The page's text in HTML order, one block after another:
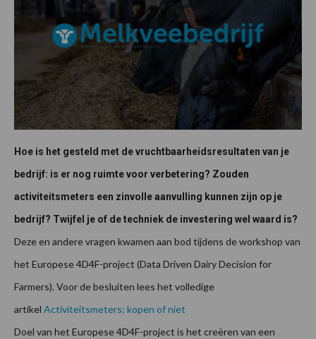
Hoe is het gesteld met de vruchtbaarheidsresultaten van je
bedrijf: is er nog ruimte voor verbetering? Zouden
activiteitsmeters een zinvolle aanvulling kunnen zijn op je
bedrijf? Twijfel je of de techniek de investering wel waard is?
Deze en andere vragen kwamen aan bod tijdens de workshop van
het Europese 4D4F-project (Data Driven Dairy Decision for
Farmers). Voor de besluiten lees het volledige
artikel Activiteitsmeters; kopen of niet
Doel van het Europese 4D4F-project is het creëren van een